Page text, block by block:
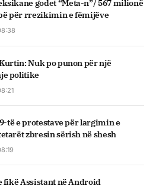
godet “Meta-n”/ 567 milionë
për rrezikimin e fëmijëve
Nuk po punon për një
politike
të e protestave për largimin e
zbresin sërish në shesh
fikë Assistant në Android